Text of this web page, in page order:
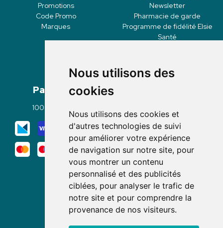
Nous utilisons des
cookies
Nous utilisons des cookies et
d'autres technologies de suivi
pour améliorer votre expérience
de navigation sur notre site, pour
vous montrer un contenu
personnalisé et des publicités
ciblées, pour analyser le trafic de
notre site et pour comprendre la
provenance de nos visiteurs.
Promotions
Code Promo
Marques
Newsletter
Pharmacie de garde
Programme de fidélité Elsie
Santé
Paiement
100% sécurisé
Mode de livraison
Nous suivre